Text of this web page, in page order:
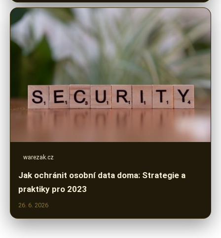
warezak.cz
Jak ochránit osobní data doma: Strategie a
praktiky pro 2023
26. 6. 2026